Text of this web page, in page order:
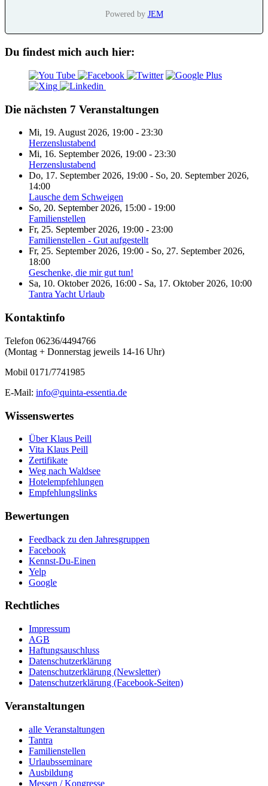
Powered by JEM
Du findest mich auch hier:
Die nächsten 7 Veranstaltungen
Mi, 19. August 2026, 19:00 - 23:30
Herzenslustabend
Mi, 16. September 2026, 19:00 - 23:30
Herzenslustabend
Do, 17. September 2026, 19:00 - So, 20. September 2026,
14:00
Lausche dem Schweigen
So, 20. September 2026, 15:00 - 19:00
Familienstellen
Fr, 25. September 2026, 19:00 - 23:00
Familienstellen - Gut aufgestellt
Fr, 25. September 2026, 19:00 - So, 27. September 2026,
18:00
Geschenke, die mir gut tun!
Sa, 10. Oktober 2026, 16:00 - Sa, 17. Oktober 2026, 10:00
Tantra Yacht Urlaub
Kontaktinfo
Telefon 06236/4494766
(Montag + Donnerstag jeweils 14-16 Uhr)
Mobil 0171/7741985
E-Mail: info@quinta-essentia.de
Wissenswertes
Über Klaus Peill
Vita Klaus Peill
Zertifikate
Weg nach Waldsee
Hotelempfehlungen
Empfehlungslinks
Bewertungen
Feedback zu den Jahresgruppen
Facebook
Kennst-Du-Einen
Yelp
Google
Rechtliches
Impressum
AGB
Haftungsauschluss
Datenschutzerklärung
Datenschutzerklärung (Newsletter)
Datenschutzerklärung (Facebook-Seiten)
Veranstaltungen
alle Veranstaltungen
Tantra
Familienstellen
Urlaubsseminare
Ausbildung
Messen / Kongresse